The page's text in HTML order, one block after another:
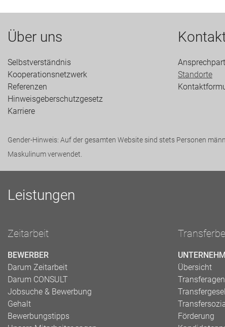
Über uns
Selbstverständnis
Kooperationsnetzwerk
Referenzen
Hinweisgeberschutzgesetz
Karriere
Standorte
Gender-Hinweis: Auf der gesamten Website sind stets Personen
Maskulinum verwendet.
Leistungen
Zeitarbeit
BEWERBER
Darum Zeitarbeit
Darum CONSULT
Jobsuche & Bewerbung
Gehalt
Bewerbungstipps
Übersicht
Förderung